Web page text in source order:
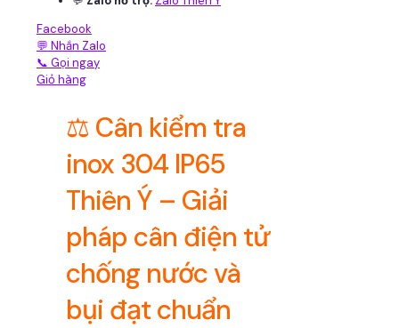
Facebook
💬 Nhắn Zalo
📞 Gọi ngay
Giỏ hàng
⚖️ Cân kiểm tra
inox 304 IP65
Thiên Ý – Giải
pháp cân điện tử
chống nước và
bụi đạt chuẩn